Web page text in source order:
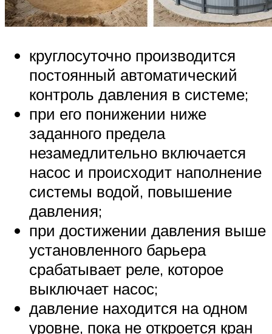
круглосуточно производится
постоянный автоматический
контроль давления в системе;
при его понижении ниже
заданного предела
незамедлительно включается
насос и происходит наполнение
системы водой, повышение
давления;
при достижении давления выше
установленного барьера
срабатывает реле, которое
выключает насос;
давление находится на одном
уровне, пока не откроется кран